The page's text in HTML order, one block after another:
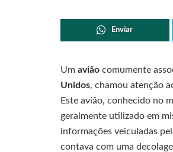
Enviar
Um avião comumente
Unidos, chamou atenção
Este avião, conhecido no
geralmente utilizado em
informações veiculadas
contava com uma